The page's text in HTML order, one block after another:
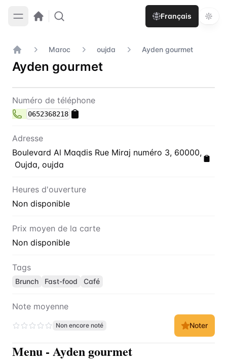
Français
Accueil
Maroc oujda Ayden gourmet
Ayden gourmet
Contact Ayden gourmet
Numéro de téléphone
0652368218
Adresse
Boulevard Al Maqdis Rue Miraj numéro 3, 60000,
Oujda, oujda
Heures d'ouverture
Non disponible
Prix moyen de la carte
Non disponible
Tags
Brunch Fast-food Café
Note moyenne
Non encore noté Noter
Menu - Ayden gourmet